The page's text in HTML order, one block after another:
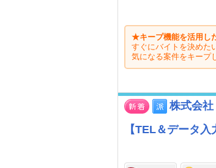
★キープ機能を活用し
すぐにバイトを決めた
気になる案件をキープ
株式会
【TEL＆データ